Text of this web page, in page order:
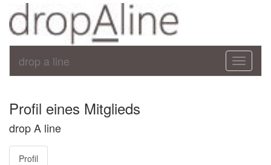
Toggle
drop a line
Profil eines Mitglieds
drop A line
Profil